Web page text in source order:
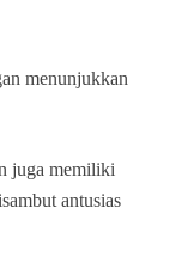
menunjukkan
juga memiliki
antusias